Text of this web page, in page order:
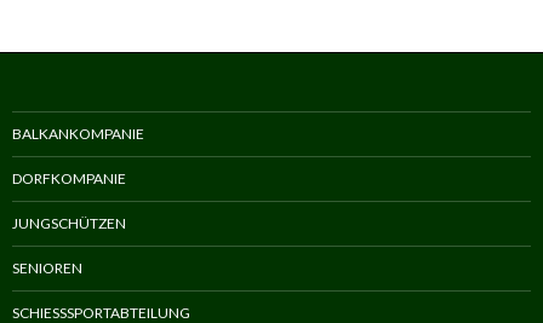
BALKANKOMPANIE
DORFKOMPANIE
JUNGSCHÜTZEN
SENIOREN
SCHIESSSPORTABTEILUNG